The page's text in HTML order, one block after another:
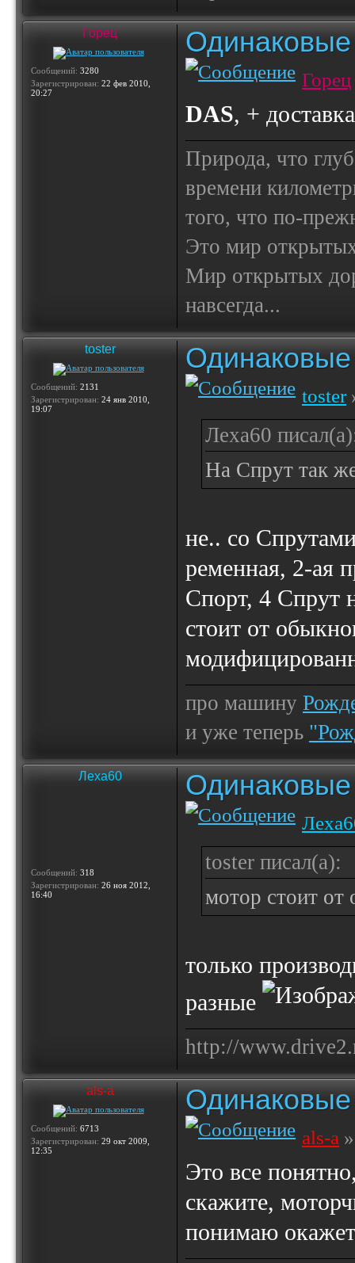
Горец
Сообщений: 3280
Зарегистрирован: 22 фев 2010,
20:27
Горец
DAS, +
Природа, что
времени
того, что по-
Это мир
Мир открытых
навсегда...
toster
Сообщений: 2131
Зарегистрирован: 24 янв 2010,
19:07
toster
Леха60
На Спрут так
не.. со
ременная, 2-ая
Спорт, 4 Спрут
стоит от
про машину
и уже теперь
Леха60
Сообщений: 318
Зарегистрирован: 26 ноя 2012,
16:40
toster писал(а):
мотор стоит от
только
разные
http://
als-a
Сообщений: 6713
Зарегистрирован: 29 окт 2009,
12:35
als-a
Это все
скажите,
понимаю